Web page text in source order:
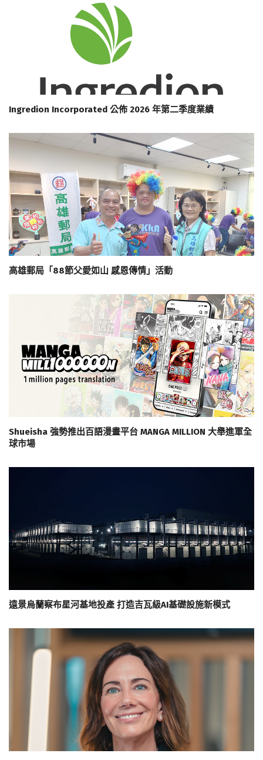
Ingredion Incorporated 公佈 2026 年第二季度業績
高雄郵局「88節父愛如山 感恩傳情」活動
Shueisha 強勢推出百語漫畫平台 MANGA MILLION 大舉進軍全
球市場
遠景烏蘭察布星河基地投產 打造吉瓦級AI基礎設施新模式